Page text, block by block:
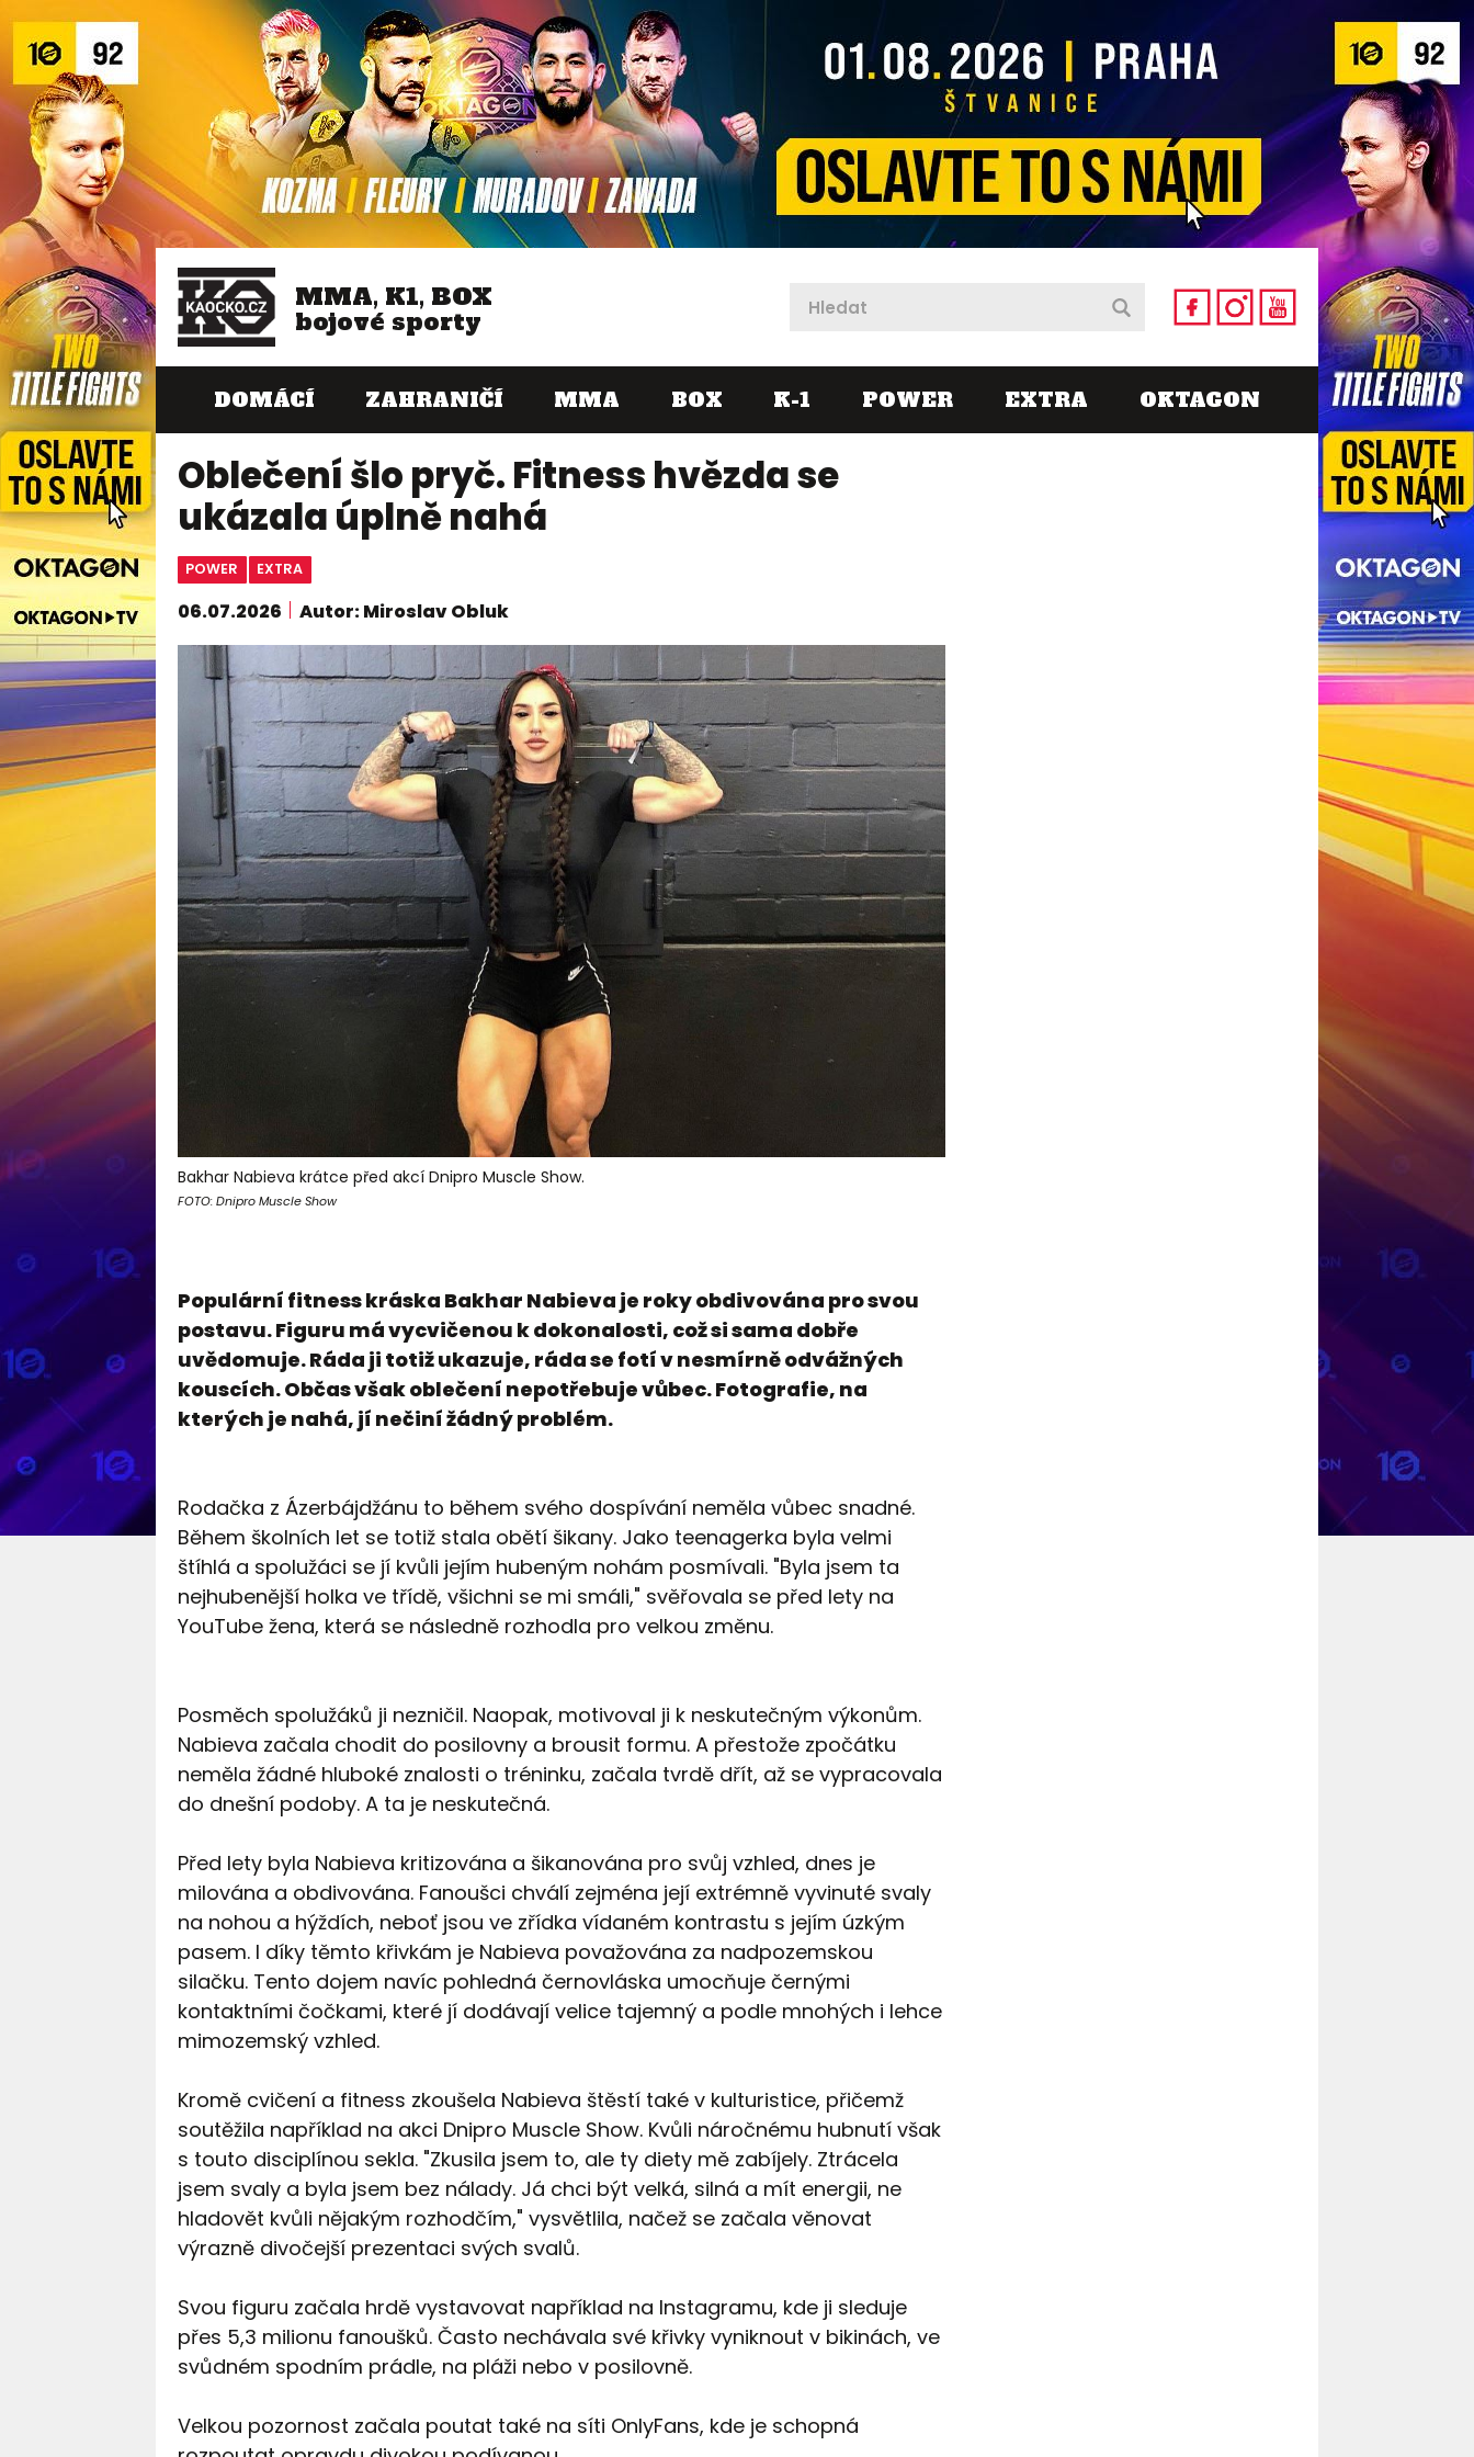
MMA, K1, BOX
bojové sporty
DOMÁCÍ ZAHRANIČÍ MMA BOX K-1 POWER EXTRA OKTAGON
Oblečení šlo pryč. Fitness hvězda se
ukázala úplně nahá
POWER EXTRA
06.07.2026 Autor: Miroslav Obluk
Bakhar Nabieva krátce před akcí Dnipro Muscle Show.
FOTO: Dnipro Muscle Show
Populární fitness kráska Bakhar Nabieva je roky obdivována pro svou
postavu. Figuru má vycvičenou k dokonalosti, což si sama dobře
uvědomuje. Ráda ji totiž ukazuje, ráda se fotí v nesmírně odvážných
kouscích. Občas však oblečení nepotřebuje vůbec. Fotografie, na
kterých je nahá, jí nečiní žádný problém.
Rodačka z Ázerbájdžánu to během svého dospívání neměla vůbec snadné.
Během školních let se totiž stala obětí šikany. Jako teenagerka byla velmi
štíhlá a spolužáci se jí kvůli jejím hubeným nohám posmívali. "Byla jsem ta
nejhubenější holka ve třídě, všichni se mi smáli," svěřovala se před lety na
YouTube žena, která se následně rozhodla pro velkou změnu.
Posměch spolužáků ji nezničil. Naopak, motivoval ji k neskutečným výkonům.
Nabieva začala chodit do posilovny a brousit formu. A přestože zpočátku
neměla žádné hluboké znalosti o tréninku, začala tvrdě dřít, až se vypracovala
do dnešní podoby. A ta je neskutečná.
Před lety byla Nabieva kritizována a šikanována pro svůj vzhled, dnes je
milována a obdivována. Fanoušci chválí zejména její extrémně vyvinuté svaly
na nohou a hýždích, neboť jsou ve zřídka vídaném kontrastu s jejím úzkým
pasem. I díky těmto křivkám je Nabieva považována za nadpozemskou
silačku. Tento dojem navíc pohledná černovláska umocňuje černými
kontaktními čočkami, které jí dodávají velice tajemný a podle mnohých i lehce
mimozemský vzhled.
Kromě cvičení a fitness zkoušela Nabieva štěstí také v kulturistice, přičemž
soutěžila například na akci Dnipro Muscle Show. Kvůli náročnému hubnutí však
s touto disciplínou sekla. "Zkusila jsem to, ale ty diety mě zabíjely. Ztrácela
jsem svaly a byla jsem bez nálady. Já chci být velká, silná a mít energii, ne
hladovět kvůli nějakým rozhodčím," vysvětlila, načež se začala věnovat
výrazně divočejší prezentaci svých svalů.
Svou figuru začala hrdě vystavovat například na Instagramu, kde ji sleduje
přes 5,3 milionu fanoušků. Často nechávala své křivky vyniknout v bikinách, ve
svůdném spodním prádle, na pláži nebo v posilovně.
Velkou pozornost začala poutat také na síti OnlyFans, kde je schopná